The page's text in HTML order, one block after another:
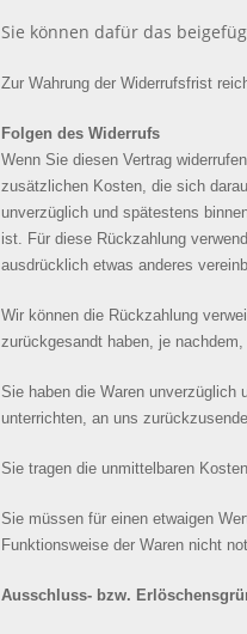
Sie können dafür das
Zur Wahrung der Widerrufsfrist
Folgen des Widerrufs
Wenn Sie diesen Vertrag
zusätzlichen Kosten, die sich
unverzüglich und spätestens
ist. Für diese Rückzahlung
ausdrücklich etwas anderes
Wir können die Rückzahlung
zurückgesandt haben, je
Sie haben die Waren unverzüglich
unterrichten, an uns
Sie tragen die unmittelbaren
Sie müssen für einen etwaigen
Funktionsweise der Waren nicht
Ausschluss- bzw.